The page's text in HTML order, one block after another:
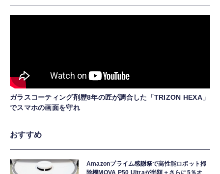
ガラスコーティング剤歴8年の匠が調合した「TRIZON HEXA」
でスマホの画面を守れ
おすすめ
Amazonプライム感謝祭で高性能ロボット掃
除機MOVA P50 Ultraが半額＋さらに5％オ